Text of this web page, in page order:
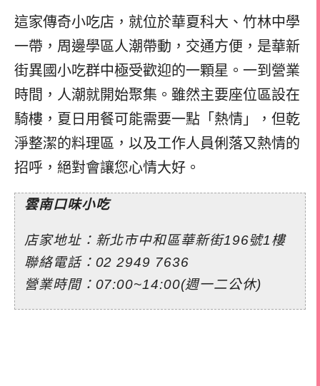
這家傳奇小吃店，就位於華夏科大、竹林中學
一帶，周邊學區人潮帶動，交通方便，是華新
街異國小吃群中極受歡迎的一顆星。一到營業
時間，人潮就開始聚集。雖然主要座位區設在
騎樓，夏日用餐可能需要一點「熱情」，但乾
淨整潔的料理區，以及工作人員俐落又熱情的
招呼，絕對會讓您心情大好。
雲南口味小吃
店家地址：新北市中和區華新街196號1樓
聯絡電話： 02 2949 7636
營業時間：07:00~14:00(週一二公休)